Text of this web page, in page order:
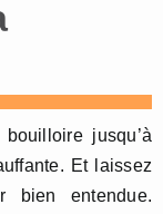
jusqu’à
Et laissez
bien entendue.